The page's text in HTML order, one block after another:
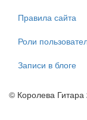
Правила сайта
Роли
Записи в блоге
© Королева